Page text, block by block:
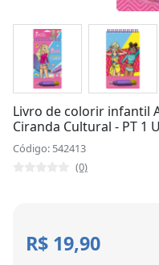
Livro de colorir infantil
Ciranda Cultural - PT 1
Código: 542413
(0)
R$ 19,90